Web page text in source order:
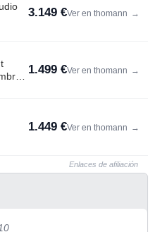
3.149 €Ver en thomann →
1.499 €Ver en thomann →
1.449 €Ver en thomann →
Enlaces de afiliación